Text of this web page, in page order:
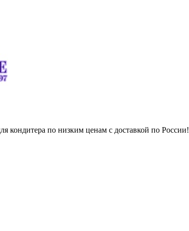
кондитера по низким ценам с доставкой по России!